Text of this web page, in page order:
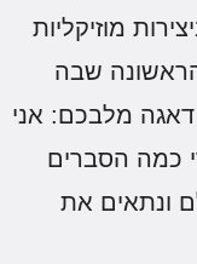
מוזיקליות
שבה
מלבכם: אני
כמה הסברים
ונתאים את